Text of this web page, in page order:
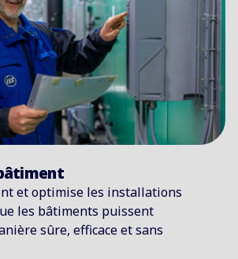
et optimise les installations
les bâtiments puissent
sûre, efficace et sans